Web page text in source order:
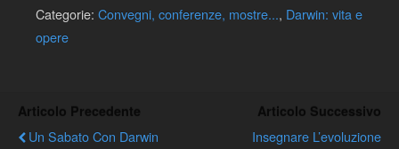
Categorie: Convegni, conferenze, mostre..., Darwin: vita e
opere
Articolo Precedente
Un Sabato Con Darwin
Articolo Successivo
Insegnare L’evoluzione